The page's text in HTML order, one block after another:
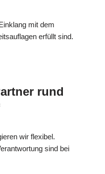
mit dem
erfüllt sind.
rund
wir flexibel.
sind bei